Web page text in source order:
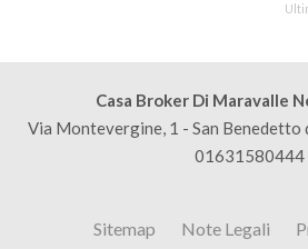
Casa Broker Di Maravalle
Via Montevergine, 1 - San Benedetto
01631580444
Sitemap Note Legali